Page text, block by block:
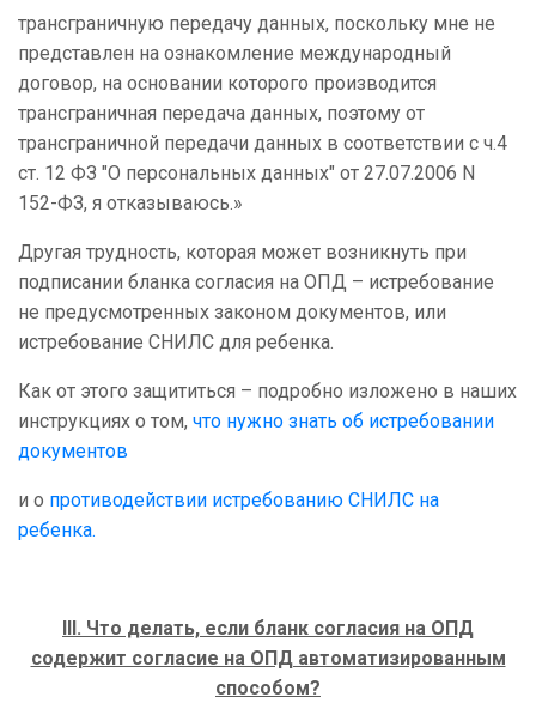
трансграничную передачу данных, поскольку мне не
представлен на ознакомление международный
договор, на основании которого производится
трансграничная передача данных, поэтому от
трансграничной передачи данных в соответствии с ч.4
ст. 12 ФЗ "О персональных данных" от 27.07.2006 N
152-ФЗ, я отказываюсь.»
Другая трудность, которая может возникнуть при
подписании бланка согласия на ОПД – истребование
не предусмотренных законом документов, или
истребование СНИЛС для ребенка.
Как от этого защититься – подробно изложено в наших
инструкциях о том, что нужно знать об истребовании
документов
и о противодействии истребованию СНИЛС на
ребенка.
III. Что делать, если бланк согласия на ОПД
содержит согласие на ОПД автоматизированным
способом?